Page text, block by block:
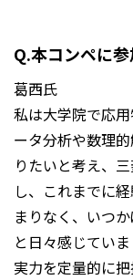
Q.本コンペに参
葛西氏
私は大学院で応
ータ分析や数理
りたいと考え、
し、これまでに
まりなく、いつ
と日々感じてい
実力を定量的に